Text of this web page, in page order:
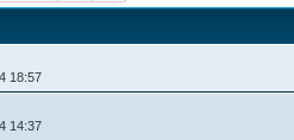
18:57
14:37